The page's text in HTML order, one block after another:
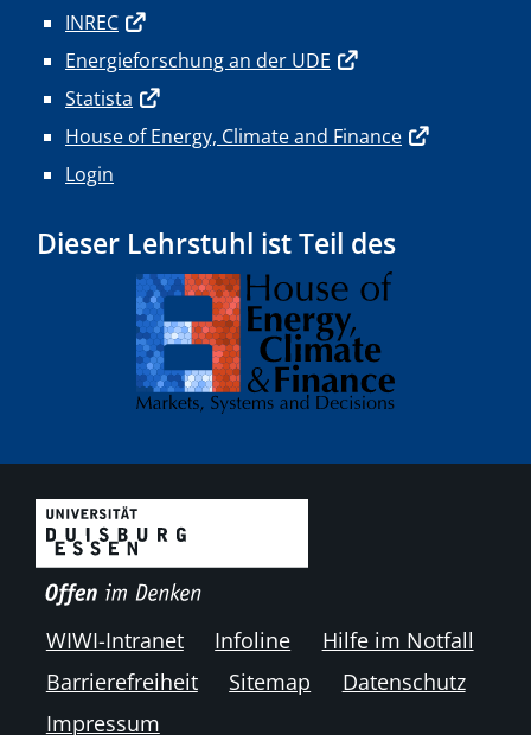
INREC
Energieforschung an der UDE
Statista
House of Energy, Climate and Finance
Login
Dieser Lehrstuhl ist Teil des
WIWI-Intranet Infoline
Hilfe im Notfall
Barrierefreiheit
Sitemap
Datenschutz
Impressum